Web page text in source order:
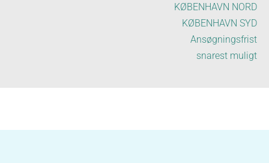
KØBENHAVN NORD
KØBENHAVN SYD
Ansøgningsfrist
snarest muligt